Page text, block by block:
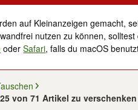
auf Kleinanzeigen gemacht,
nutzen zu können,
oderSafari, falls du macOS
von 71 Artikel zu